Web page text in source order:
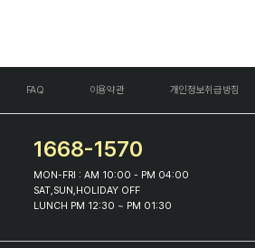
FAQ 이용약관 개인정보취급방침
1668-1570
MON-FRI : AM 10:00 - PM 04:00
SAT,SUN,HOLIDAY OFF
LUNCH PM 12:30 ~ PM 01:30